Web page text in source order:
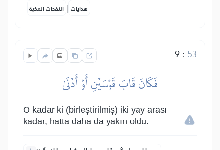
النفحات المكية | هدايات
9: 53
فَكَانَ قَابَ قَوۡسَيۡنِ أَوۡ أَدۡنَىٰ
O kadar ki (birleştirilmiş) iki yay arası
kadar, hatta daha da yakın oldu.